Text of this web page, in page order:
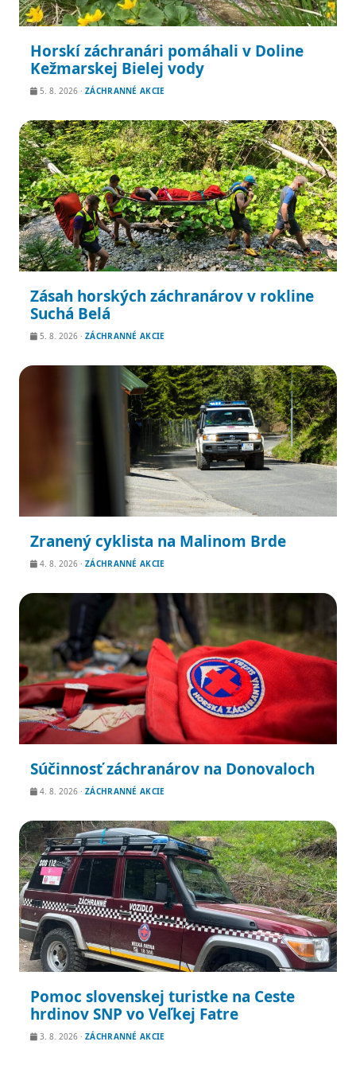
Horskí záchranári pomáhali v Doline
Kežmarskej Bielej vody
5. 8. 2026 · ZÁCHRANNÉ AKCIE
Zásah horských záchranárov v rokline
Suchá Belá
5. 8. 2026 · ZÁCHRANNÉ AKCIE
Zranený cyklista na Malinom Brde
4. 8. 2026 · ZÁCHRANNÉ AKCIE
Súčinnosť záchranárov na Donovaloch
4. 8. 2026 · ZÁCHRANNÉ AKCIE
Pomoc slovenskej turistke na Ceste
hrdinov SNP vo Veľkej Fatre
3. 8. 2026 · ZÁCHRANNÉ AKCIE